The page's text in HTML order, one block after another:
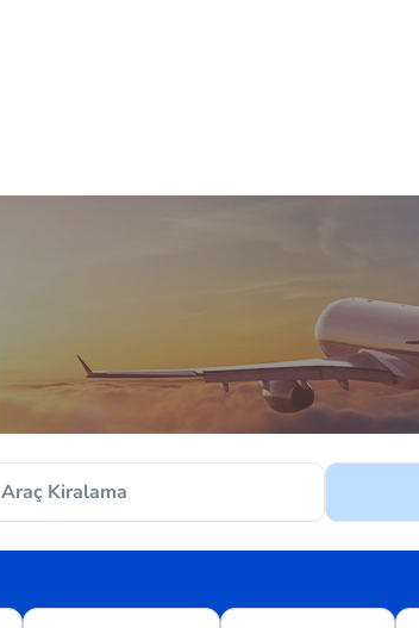
Araç Kiralama